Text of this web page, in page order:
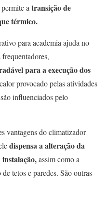
atransição de
térmico.
para academia ajuda no
para a execução dos
provocado pelas atividades
influenciados pelo
vantagens do climatizador
dispensa a alteração da
assim como a
tetos e paredes. São outras